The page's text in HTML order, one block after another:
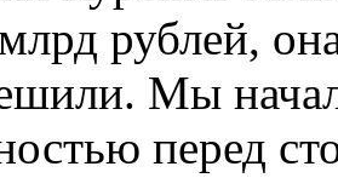
рублей, она
Мы
перед